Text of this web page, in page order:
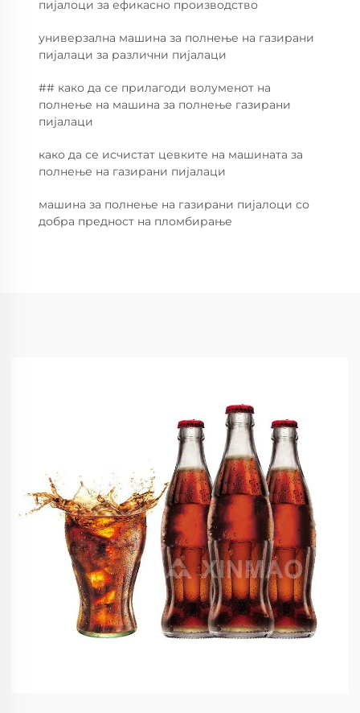
пијалоци за ефикасно производство
универзална машина за полнење на газирани
пијалаци за различни пијалаци
## како да се прилагоди волуменот на
полнење на машина за полнење газирани
пијалаци
како да се исчистат цевките на машината за
полнење на газирани пијалаци
машина за полнење на газирани пијалоци со
добра предност на пломбирање